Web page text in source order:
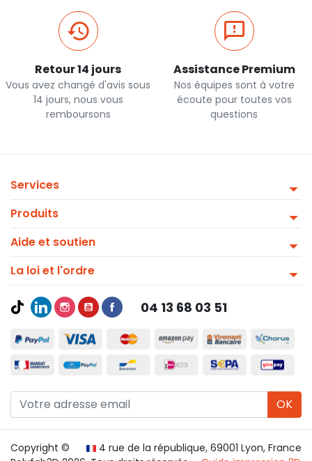
Retour 14 jours
Vous avez changé d'avis sous
14 jours, nous vous
remboursons
Assistance Premium
Nos équipes sont à votre
écoute pour toutes vos
questions
Services
Produits
Aide et soutien
La loi et l'ordre
04 13 68 03 51
OK
4 rue de la république, 69001 Lyon, France
Copyright ©